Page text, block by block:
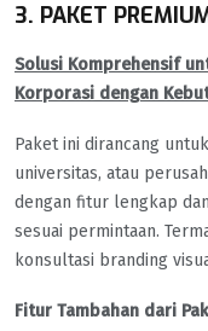
3. PAKET
Solusi Komprehensif
Korporasi dengan
Paket ini dirancang
universitas, atau
dengan fitur lengkap
sesuai permintaan.
konsultasi branding
Fitur Tambahan dari